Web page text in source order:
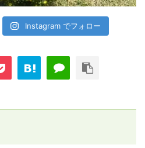
Instagram でフォロー